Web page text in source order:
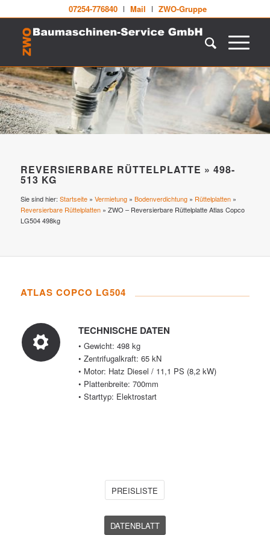
07254-776840 Mail ZWO-Gruppe
REVERSIERBARE RÜTTELPLATTE » 498-
513 KG
Sie sind hier: Startseite» Vermietung» Bodenverdichtung» Rüttelplatten»
Reversierbare Rüttelplatten» ZWO – Reversierbare Rüttelplatte Atlas Copco
LG504 498kg
ATLAS COPCO LG504
TECHNISCHE DATEN
• Gewicht: 498 kg
• Zentrifugalkraft: 65 kN
• Motor: Hatz Diesel / 11,1 PS (8,2 kW)
• Plattenbreite: 700mm
• Starttyp: Elektrostart
PREISLISTE
DATENBLATT